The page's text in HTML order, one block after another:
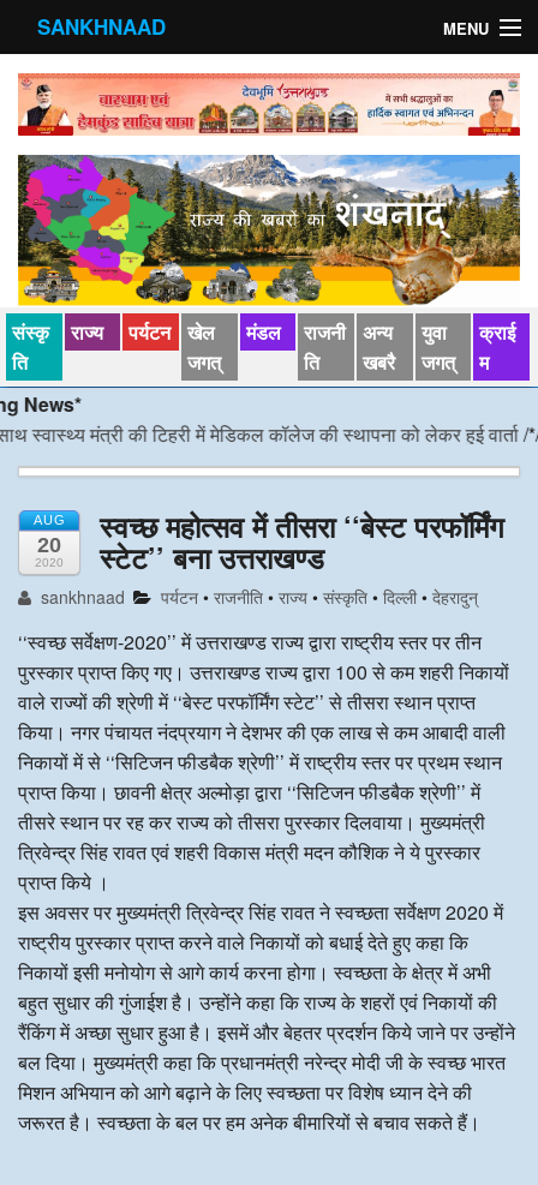
SANKHNAAD MENU
मुख्य पृष्ठ
राज्य
मंडल
संस्कृति
खेल जगत्
पर्यटन
पड़ोसी राज्य
स्वास्‍थ्य
देश विदेश
अन्य खबरै
संस्कृ
ति
राज्य पर्यटन खेल
जगत्
मंडल
राजनी
ति
अन्य
खबरै
युवा
जगत्
क्राई
म
मंत्री की टिहरी में मेडिकल कॉलेज की स्थापना को लेकर हुई वार्ता/*/
AUG
20
2020
स्वच्छ महोत्सव में तीसरा ‘‘बेस्ट परफॉर्मिंग
स्टेट’’ बना उत्तराखण्ड
sankhnaad पर्यटन •राजनीति •राज्य •संस्कृति •दिल्ली•देहरादुन्
‘‘स्वच्छ सर्वेक्षण-2020’’ में उत्तराखण्ड राज्य द्वारा राष्ट्रीय स्तर पर तीन
पुरस्कार प्राप्त किए गए। उत्तराखण्ड राज्य द्वारा 100 से कम शहरी निकायों
वाले राज्यों की श्रेणी में ‘‘बेस्ट परफॉर्मिंग स्टेट’’ से तीसरा स्थान प्राप्त
किया। नगर पंचायत नंदप्रयाग ने देशभर की एक लाख से कम आबादी वाली
निकायों में से ‘‘सिटिजन फीडबैक श्रेणी’’ में राष्ट्रीय स्तर पर प्रथम स्थान
प्राप्त किया। छावनी क्षेत्र अल्मोड़ा द्वारा ‘‘सिटिजन फीडबैक श्रेणी’’ में
तीसरे स्थान पर रह कर राज्य को तीसरा पुरस्कार दिलवाया। मुख्यमंत्री
त्रिवेन्द्र सिंह रावत एवं शहरी विकास मंत्री मदन कौशिक ने ये पुरस्कार
प्राप्त किये ।
इस अवसर पर मुख्यमंत्री त्रिवेन्द्र सिंह रावत ने स्वच्छता सर्वेक्षण 2020 में
राष्ट्रीय पुरस्कार प्राप्त करने वाले निकायों को बधाई देते हुए कहा कि
निकायों इसी मनोयोग से आगे कार्य करना होगा। स्वच्छता के क्षेत्र में अभी
बहुत सुधार की गुंजाईश है। उन्होंने कहा कि राज्य के शहरों एवं निकायों की
रैंकिंग में अच्छा सुधार हुआ है। इसमें और बेहतर प्रदर्शन किये जाने पर उन्होंने
बल दिया। मुख्यमंत्री कहा कि प्रधानमंत्री नरेन्द्र मोदी जी के स्वच्छ भारत
मिशन अभियान को आगे बढ़ाने के लिए स्वच्छता पर विशेष ध्यान देने की
जरूरत है। स्वच्छता के बल पर हम अनेक बीमारियों से बचाव सकते हैं।